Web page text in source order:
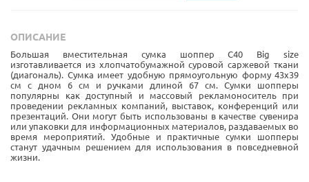
ОПИСАНИЕ
Большая вместительная сумка шоппер С40 Big size
изготавливается из хлопчатобумажной суровой саржевой ткани
(диагональ). Сумка имеет удобную прямоугольную форму 43х39
см с дном 6 см и ручками длиной 67 см. Сумки шопперы
популярны как доступный и массовый рекламоноситель при
проведении рекламных компаний, выставок, конференций или
презентаций. Они могут быть использованы в качестве сувенира
или упаковки для информационных материалов, раздаваемых во
время мероприятий. Удобные и практичные сумки шопперы
станут удачным решением для использования в повседневной
жизни.